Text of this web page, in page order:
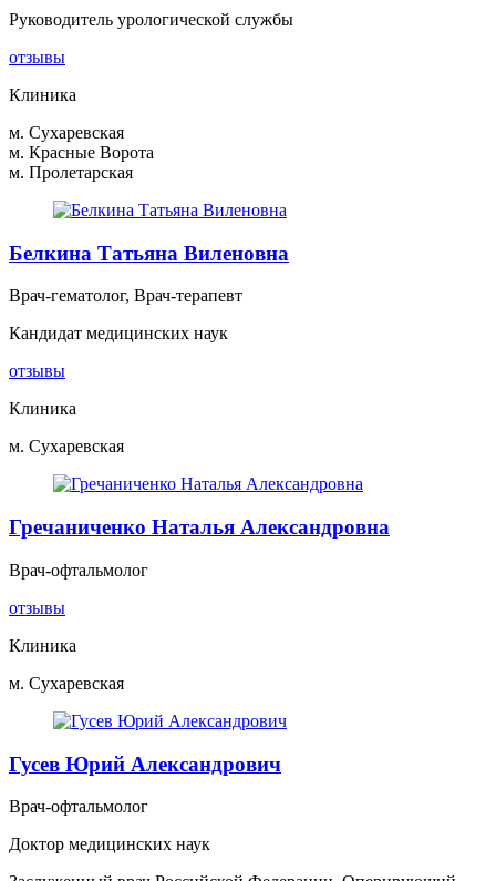
Руководитель урологической службы
отзывы
Клиника
м. Сухаревская
м. Красные Ворота
м. Пролетарская
Белкина Татьяна Виленовна
Врач-гематолог, Врач-терапевт
Кандидат медицинских наук
отзывы
Клиника
м. Сухаревская
Гречаниченко Наталья Александровна
Врач-офтальмолог
отзывы
Клиника
м. Сухаревская
Гусев Юрий Александрович
Врач-офтальмолог
Доктор медицинских наук